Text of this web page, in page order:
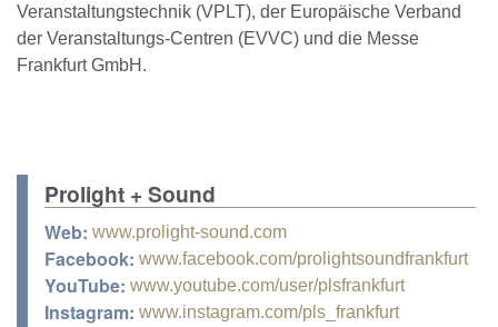
Veranstaltungstechnik (VPLT), der Europäische Verband
der Veranstaltungs-Centren (EVVC) und die Messe
Frankfurt GmbH.
Prolight + Sound
Web: www.prolight-sound.com
Facebook: www.facebook.com/prolightsoundfrankfurt
YouTube: www.youtube.com/user/plsfrankfurt
Instagram: www.instagram.com/pls_frankfurt